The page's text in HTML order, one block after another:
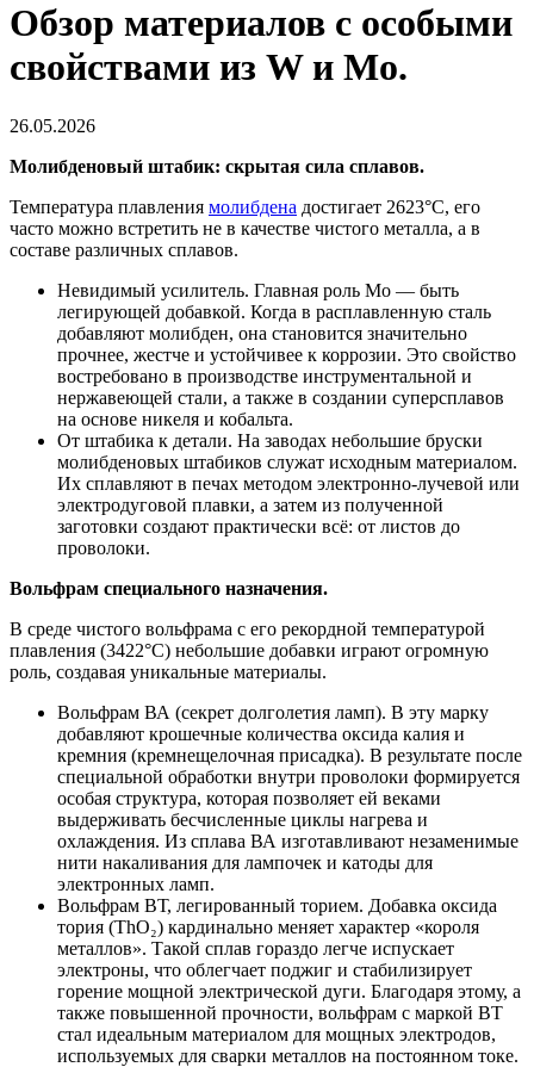
Обзор материалов с особыми
свойствами из W и Mo.
26.05.2026
Молибденовый штабик: скрытая сила сплавов.
Температура плавления молибдена достигает 2623°C, его
часто можно встретить не в качестве чистого металла, а в
составе различных сплавов.
Невидимый усилитель. Главная роль Mo — быть
легирующей добавкой. Когда в расплавленную сталь
добавляют молибден, она становится значительно
прочнее, жестче и устойчивее к коррозии. Это свойство
востребовано в производстве инструментальной и
нержавеющей стали, а также в создании суперсплавов
на основе никеля и кобальта.
От штабика к детали. На заводах небольшие бруски
молибденовых штабиков служат исходным материалом.
Их сплавляют в печах методом электронно-лучевой или
электродуговой плавки, а затем из полученной
заготовки создают практически всё: от листов до
проволоки.
Вольфрам специального назначения.
В среде чистого вольфрама с его рекордной температурой
плавления (3422°C) небольшие добавки играют огромную
роль, создавая уникальные материалы.
Вольфрам ВА (секрет долголетия ламп). В эту марку
добавляют крошечные количества оксида калия и
кремния (кремнещелочная присадка). В результате после
специальной обработки внутри проволоки формируется
особая структура, которая позволяет ей веками
выдерживать бесчисленные циклы нагрева и
охлаждения. Из сплава ВА изготавливают незаменимые
нити накаливания для лампочек и катоды для
электронных ламп.
Вольфрам ВТ, легированный торием. Добавка оксида
тория (ThO₂) кардинально меняет характер «короля
металлов». Такой сплав гораздо легче испускает
электроны, что облегчает поджиг и стабилизирует
горение мощной электрической дуги. Благодаря этому, а
также повышенной прочности, вольфрам с маркой ВТ
стал идеальным материалом для мощных электродов,
используемых для сварки металлов на постоянном токе.